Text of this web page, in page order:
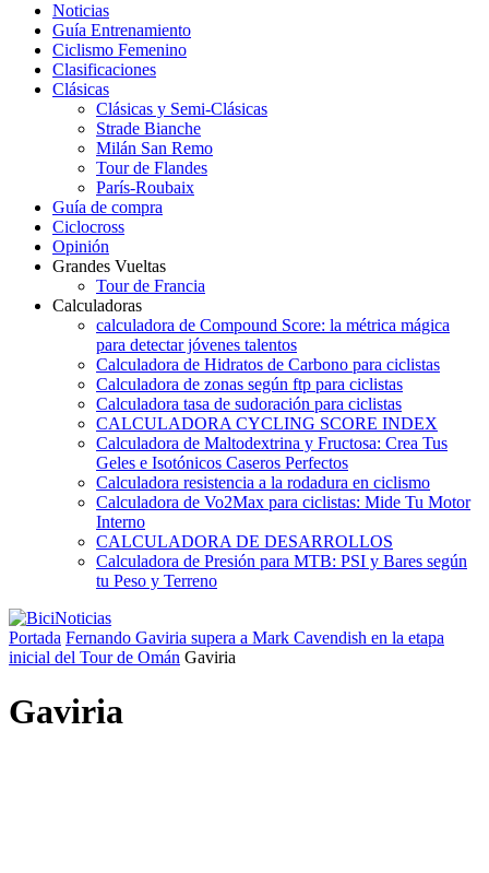
Noticias
Guía Entrenamiento
Ciclismo Femenino
Clasificaciones
Clásicas
Clásicas y Semi-Clásicas
Strade Bianche
Milán San Remo
Tour de Flandes
París-Roubaix
Guía de compra
Ciclocross
Opinión
Grandes Vueltas
Tour de Francia
Calculadoras
calculadora de Compound Score: la métrica mágica
para detectar jóvenes talentos
Calculadora de Hidratos de Carbono para ciclistas
Calculadora de zonas según ftp para ciclistas
Calculadora tasa de sudoración para ciclistas
CALCULADORA CYCLING SCORE INDEX
Calculadora de Maltodextrina y Fructosa: Crea Tus
Geles e Isotónicos Caseros Perfectos
Calculadora resistencia a la rodadura en ciclismo
Calculadora de Vo2Max para ciclistas: Mide Tu Motor
Interno
CALCULADORA DE DESARROLLOS
Calculadora de Presión para MTB: PSI y Bares según
tu Peso y Terreno
Portada Fernando Gaviria supera a Mark Cavendish en la etapa
inicial del Tour de Omán Gaviria
Gaviria